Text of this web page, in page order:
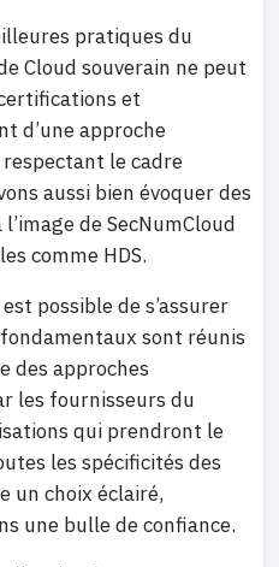
pratiques du
Cloud souverain ne peut
et
d’une approche
le cadre
aussi bien évoquer des
de SecNumCloud
comme HDS.
possible de s’assurer
sont réunis
des approches
les fournisseurs du
qui prendront le
les spécificités des
un choix éclairé,
une bulle de confiance.